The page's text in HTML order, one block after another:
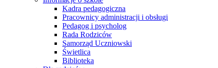
Kadra pedagogiczna
Pracownicy administracji i obsługi
Pedagog i psycholog
Rada Rodziców
Samorząd Uczniowski
Świetlica
Biblioteka